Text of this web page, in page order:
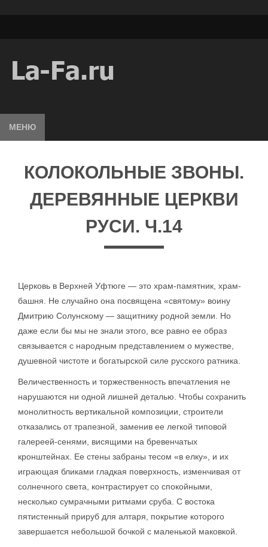
МЕНЮ
КОЛОКОЛЬНЫЕ ЗВОНЫ.
ДЕРЕВЯННЫЕ ЦЕРКВИ
РУСИ. Ч.14
Церковь в Верхней Уфтюге — это храм-памятник, храм-
башня. Не случайно она посвящена «святому» воину
Дмитрию Солунскому — защитнику родной земли. Но
даже если бы мы не знали этого, все равно ее образ
связывается с народным представлением о мужестве,
душевной чистоте и богатырской силе русского ратника.
Величественность и торжественность впечатления не
нарушаются ни одной лишней деталью. Чтобы сохранить
монолитность вертикальной композиции, строители
отказались от трапезной, заменив ее легкой типовой
галереей-сенями, висящими на бревенчатых
кронштейнах. Ее стены забраны тесом «в елку», и их
играющая бликами гладкая поверхность, изменчивая от
солнечного света, контрастирует со спокойными,
несколько сумрачными ритмами сруба. С востока
пятистенный прируб для алтаря, покрытие которого
завершается небольшой бочкой с маленькой маковкой.